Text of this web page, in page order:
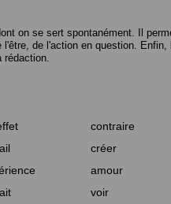
on se sert spontanément. Il
de l'action en question. Enfin,
rédaction.
contraire
créer
amour
voir